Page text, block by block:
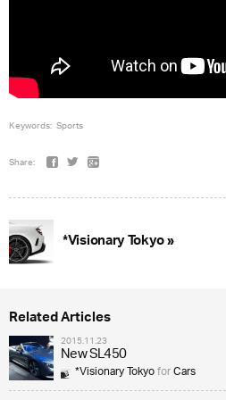
Keywords: Sports
Share:
*Visionary Tokyo »
Related Articles
2015.11.23
New SL450
*Visionary TokyoforCars